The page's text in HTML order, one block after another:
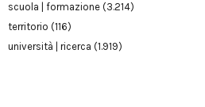
scuola | formazione (3.214)
territorio (116)
università | ricerca (1.919)